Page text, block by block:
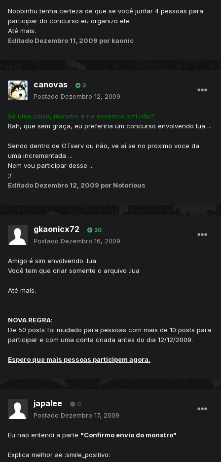
Noobinhu tenha certeza de que se você juntar 4 pessoas para
participar do concurso eu organizo ele.
Até mais.
Editado Dezembro 11, 2009 por kaonic
canovas 3
Postado Dezembro 12, 2009
Só uma coisa, monstro é na essencia xml não?
Bah, que sem graça, eu preferiria um concurso envolvendo lua ...
Sendo dentro de OTserv ou não, ve aí se no proximo voce da
uma incrementada ...
Nem vou participar desse ...
;/
Editado Dezembro 12, 2009 por Notorious
gkaonicx72 20
Postado Dezembro 16, 2009
Amigo é sim envolvendo .lua
Você tem que criar somente o arquivo .lua
Até mais.
NOVA REGRA:
De 50 posts foi mudado para pessoas com mais de 10 posts para
participar e com uma conta criada antes do dia 12/12/2009.
Espero que mais pessoas participem agora.
japalee 0
Postado Dezembro 17, 2009
Eu nao entendi a parte "Confirmo envio do monstro"
Explica melhor ae :smile_positivo: